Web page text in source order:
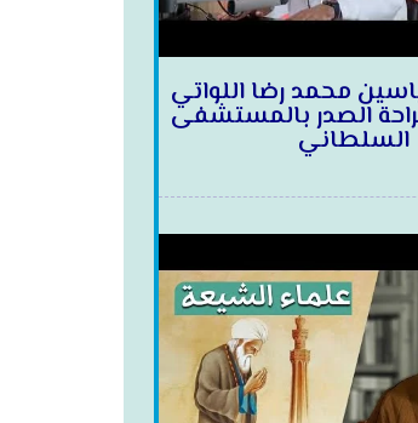
محمد رضا اللواتي
الصدر بالمستشفى
السلطاني